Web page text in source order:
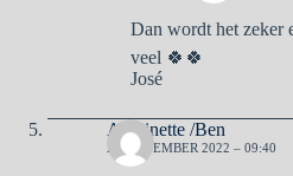
Dan wordt het zeker
veel 🍀🍀
José
Antoinette /Ben
28 NOVEMBER 2022 – 09:40